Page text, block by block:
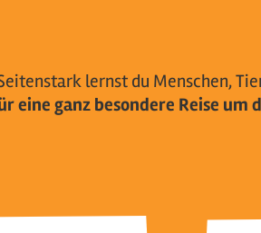
lernst du Menschen,
eine ganz besondere Reise um